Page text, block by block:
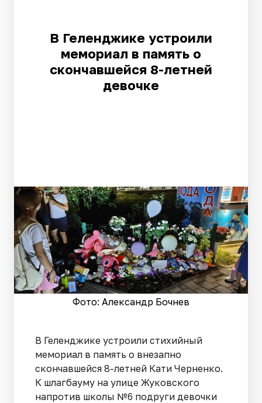
В Геленджике устроили
мемориал в память о
скончавшейся 8-летней
девочке
Фото: Александр Бочнев
В Геленджике устроили стихийный
мемориал в память о внезапно
скончавшейся 8-летней Кати Черненко.
К шлагбауму на улице Жуковского
напротив школы №6 подруги девочки